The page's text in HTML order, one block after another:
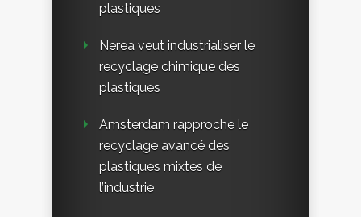
plastiques
Nerea veut industrialiser le
recyclage chimique des
plastiques
Amsterdam rapproche le
recyclage avancé des
plastiques mixtes de
l’industrie